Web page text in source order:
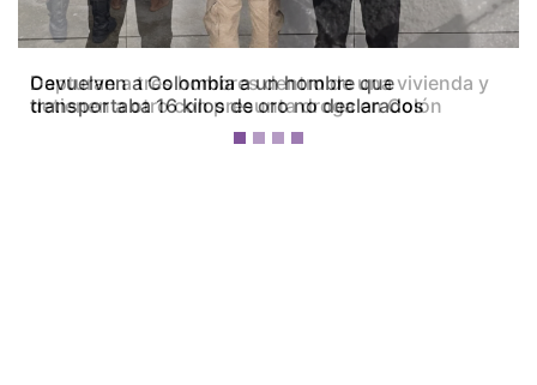
Capturan a tres hombres dentro de una vivienda y
detienen a otro con presunta droga en Colón